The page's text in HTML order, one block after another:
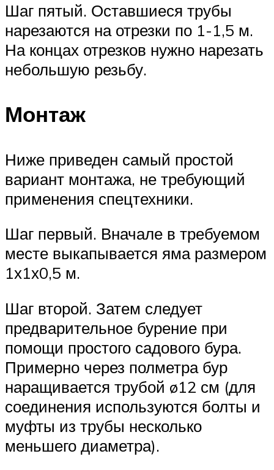
Шаг пятый. Оставшиеся трубы
нарезаются на отрезки по 1-1,5 м.
На концах отрезков нужно нарезать
небольшую резьбу.
Монтаж
Ниже приведен самый простой
вариант монтажа, не требующий
применения спецтехники.
Шаг первый. Вначале в требуемом
месте выкапывается яма размером
1х1х0,5 м.
Шаг второй. Затем следует
предварительное бурение при
помощи простого садового бура.
Примерно через полметра бур
наращивается трубой ø12 см (для
соединения используются болты и
муфты из трубы несколько
меньшего диаметра).